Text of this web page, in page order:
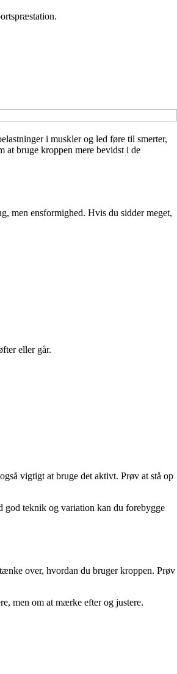
i muskler og led føre til smerter,
at bruge kroppen mere bevidst i de
men ensformighed. Hvis du sidder meget,
eller går.
vigtigt at bruge det aktivt. Prøv at stå op
god teknik og variation kan du forebygge
over, hvordan du bruger kroppen. Prøv
men om at mærke efter og justere.